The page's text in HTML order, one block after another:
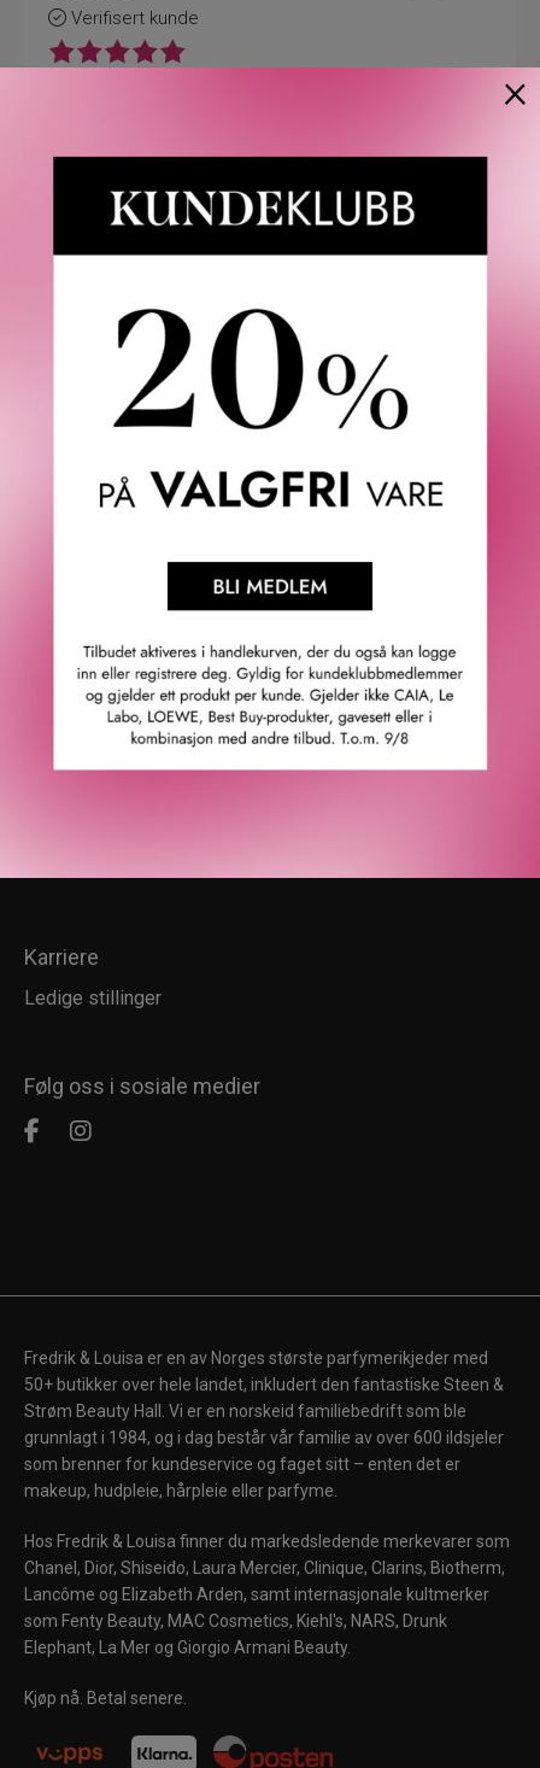
Verifisert kunde
Fredrik & Louisa
Om Fredrik & Louisa
Redegjørelse åpenhetsloven
Våre butikker
Konkurransevinnere
Sommermagasin
Kundesenter
Kundeservice
Karriere
Ledige stillinger
Følg oss i sosiale medier
Fredrik & Louisa er en av Norges største parfymerikjeder med
50+ butikker over hele landet, inkludert den fantastiske Steen &
Strøm Beauty Hall. Vi er en norskeid familiebedrift som ble
grunnlagt i 1984, og i dag består vår familie av over 600 ildsjeler
som brenner for kundeservice og faget sitt – enten det er
makeup, hudpleie, hårpleie eller parfyme.
Hos Fredrik & Louisa finner du markedsledende merkevarer som
Chanel, Dior, Shiseido, Laura Mercier, Clinique, Clarins, Biotherm,
Lancôme og Elizabeth Arden, samt internasjonale kultmerker
som Fenty Beauty, MAC Cosmetics, Kiehl's, NARS, Drunk
Elephant, La Mer og Giorgio Armani Beauty.
Kjøp nå. Betal senere.
×